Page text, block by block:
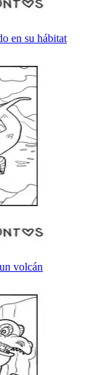
en su hábitat
volcán